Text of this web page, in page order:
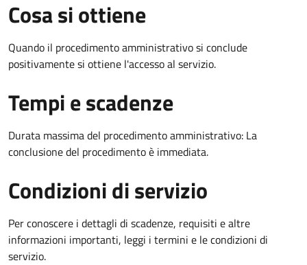
Cosa si ottiene
Quando il procedimento amministrativo si conclude
positivamente si ottiene l'accesso al servizio.
Tempi e scadenze
Durata massima del procedimento amministrativo: La
conclusione del procedimento è immediata.
Condizioni di servizio
Per conoscere i dettagli di scadenze, requisiti e altre
informazioni importanti, leggi i termini e le condizioni di
servizio.